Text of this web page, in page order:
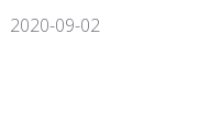
2020-09-02